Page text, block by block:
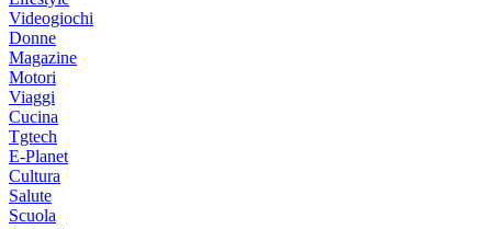
Videogiochi
Donne
Magazine
Motori
Viaggi
Cucina
Tgtech
E-Planet
Cultura
Salute
Scuola